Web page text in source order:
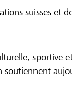
suisses et
sportive